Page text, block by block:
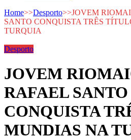
Home>>Desporto>>JOVEM
SANTO CONQUISTA TRÊS
TURQUIA
Desporto
JOVEM
RAFAEL SANTO
CONQUISTA
MUNDIAS NA